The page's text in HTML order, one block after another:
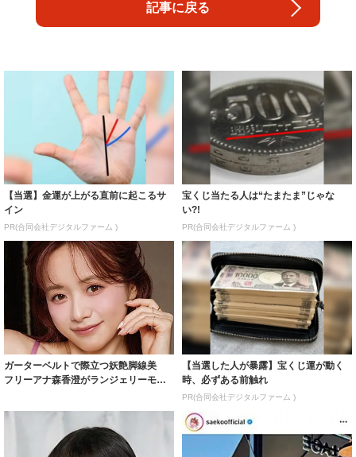
記事に戻る
【当選】金運が上がる直前に起こるサ
イン
PR(合同会社デジタルファーム )
宝くじ当たる人は“たまたま”じゃな
い?!
PR(合同会社デジタルファーム )
ガーターベルトで際立つ妖艶脚線美
フリーアナ森香澄がランジェリーモデ
【当選した人が暴露】宝くじ運が動く
時、必ずある前触れ
PR(合同会社デジタルファーム )